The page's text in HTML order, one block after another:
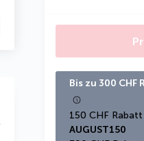
Bis zu 300 CHF
AUGUST150